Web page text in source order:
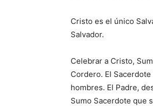
Cristo es el único
Salvador.
Celebrar a Cristo,
Cordero. El
hombres. El Padre,
Sumo Sacerdote que